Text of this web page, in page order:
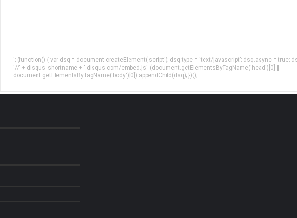
'; (function() { var dsq = document.createElement('script'); dsq.type = 'text/javascript'; dsq.async = true;
'//' + disqus_shortname + '.disqus.com/embed.js'; (document.getElementsByTagName('head')[0] ||
document.getElementsByTagName('body')[0]).appendChild(dsq); })();